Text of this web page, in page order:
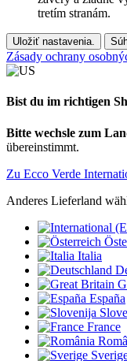
tretím stranám.
Uložiť nastavenia.
Zásady ochrany
Bist du im richtigen
Bitte wechsle zum
übereinstimmt.
Zu Ecco Verde
Anderes Lieferland
Italia
España
France